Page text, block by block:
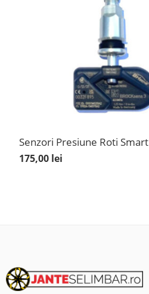
Senzori Presiune Roti Smart
175,00 lei